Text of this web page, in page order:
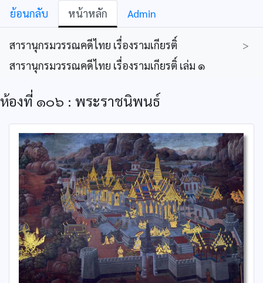
ย้อนกลับ หน้าหลัก Admin
สารานุกรมวรรณคดีไทย เรื่องรามเกียรติ์
>
สารานุกรมวรรณคดีไทย เรื่องรามเกียรติ์ เล่ม ๑
ห้องที่ ๑๐๖ : พระราชนิพนธ์